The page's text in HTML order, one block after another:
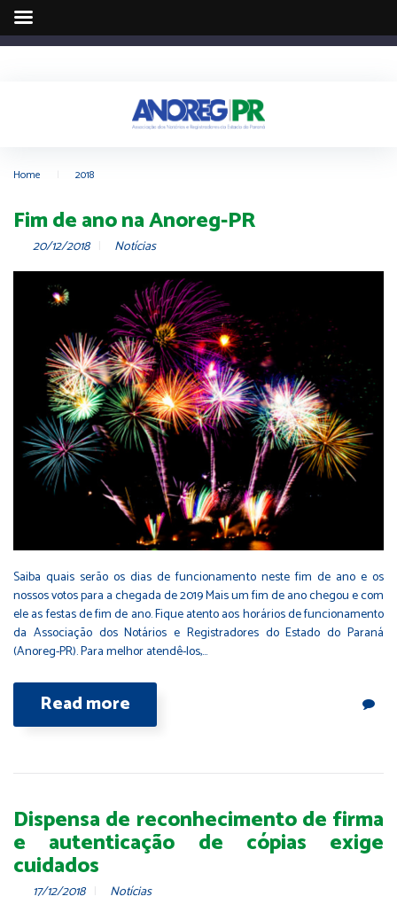
Home 2018
Fim de ano na Anoreg-PR
20/12/2018 Notícias
Saiba quais serão os dias de funcionamento neste fim de ano e os
nossos votos para a chegada de 2019 Mais um fim de ano chegou e com
ele as festas de fim de ano. Fique atento aos horários de funcionamento
da Associação dos Notários e Registradores do Estado do Paraná
(Anoreg-PR). Para melhor atendê-los,…
Read more
Dispensa de reconhecimento de firma
e autenticação de cópias exige
cuidados
17/12/2018 Notícias